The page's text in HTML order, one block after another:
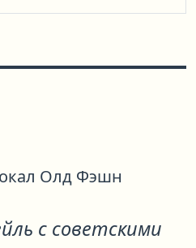
Олд Фэшн
с советскими